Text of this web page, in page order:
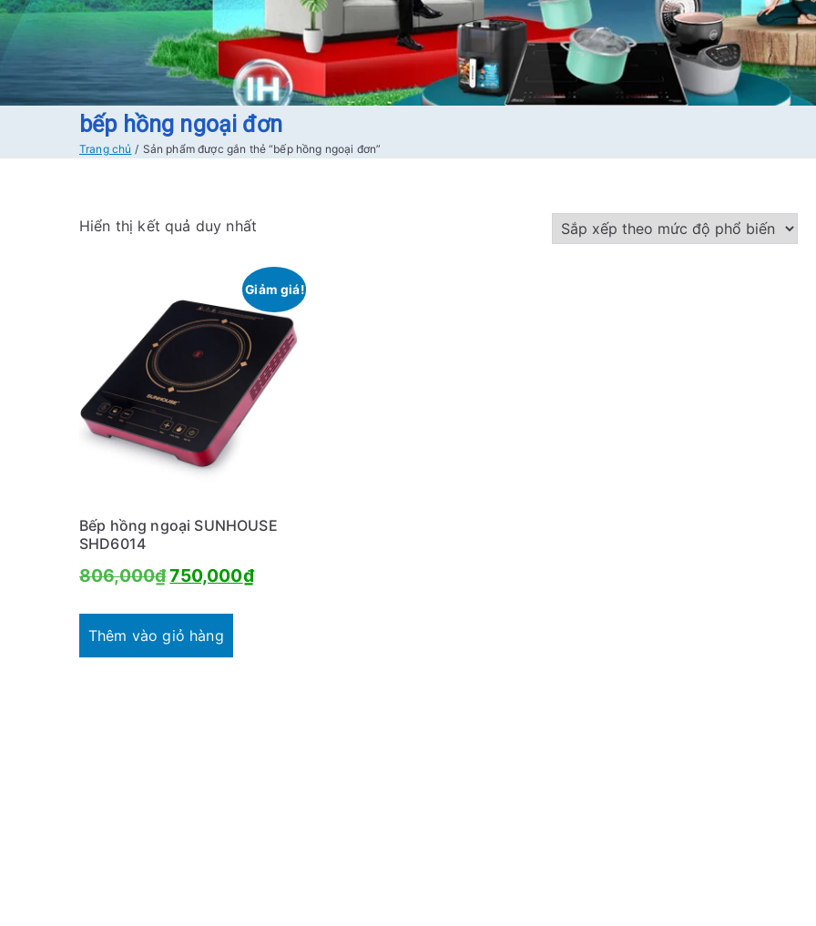
bếp hồng ngoại đơn
Trang chủ Sản phẩm được gắn thẻ “bếp hồng ngoại đơn”
Hiển thị kết quả duy nhất
Giảm giá!
Bếp hồng ngoại SUNHOUSE
SHD6014
806,000₫Giá
là:
750,000₫Giá
Thêm vào giỏ hàng